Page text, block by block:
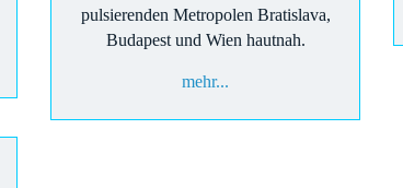
pulsierenden Metropolen Bratislava,
Budapest und Wien hautnah.
mehr...